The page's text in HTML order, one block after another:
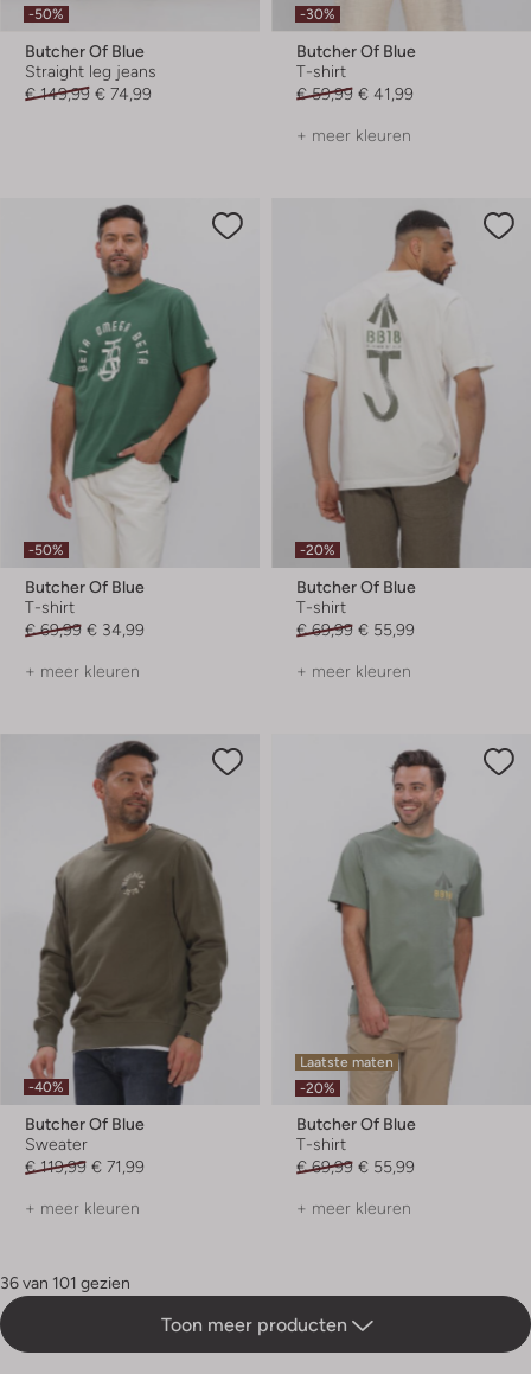
-50%
Butcher Of Blue
Straight leg jeans
€ 149,99 € 74,99
-30%
Butcher Of Blue
T-shirt
€ 59,99 € 41,99
+ meer kleuren
-50%
Butcher Of Blue
T-shirt
€ 69,99 € 34,99
+ meer kleuren
-20%
Butcher Of Blue
T-shirt
€ 69,99 € 55,99
+ meer kleuren
-40%
Butcher Of Blue
Sweater
€ 119,99 € 71,99
+ meer kleuren
Laatste maten
-20%
Butcher Of Blue
T-shirt
€ 69,99 € 55,99
+ meer kleuren
36 van 101 gezien
Toon meer producten